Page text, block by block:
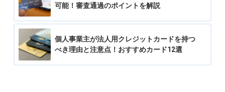
可能！審査通過のポイントを解説
個人事業主が法人用クレジットカードを持つ
べき理由と注意点！おすすめカード12選